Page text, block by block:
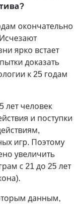
окончательно
ярко встает
доказать
к 25 годам
лет человек
и поступки
игр. Поэтому
увеличить
с 21 до 25 лет
данным,